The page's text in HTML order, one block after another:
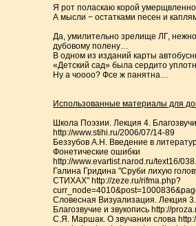
Я рот поласкаю корой
А мысли − остатками песен и
Да, умилительно зрелище ЛГ,
дубовому полену…
В одном из изданий карты
«Детский сад» была сердито
Ну а чоооо? Фсе ж панятна…
Использованные материалы для
Школа Поэзии. Лекция 4.
http://www.stihi.ru/2006/07/14-89
Беззубов А.Н. Введение в
Фонетические ошибки
http://www.evartist.narod.ru/text16/
Галина Гридина "Сруби лихую
СТИХАХ" http://zeze.ru/rifma.php?
Словесная Визуализация. Лекция
Благозвучие и звукопись http://
С.Я. Маршак. О звучании слова